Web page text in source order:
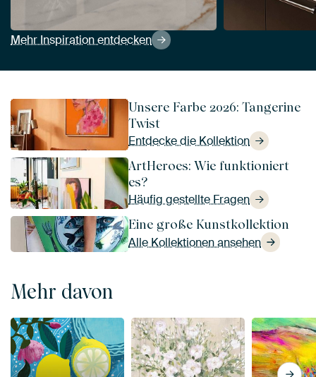
Mehr Inspiration entdecken
Unsere Farbe 2026: Tangerine
Twist
Entdecke die Kollektion
ArtHeroes: Wie funktioniert
es?
Häufig gestellte Fragen
Eine große Kunstkollektion
Alle Kollektionen ansehen
Mehr davon